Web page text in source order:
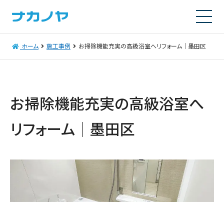
ホーム 施工事例 お掃除機能充実の高級浴室へリフォーム｜墨田区
お掃除機能充実の高級浴室へ
リフォーム｜墨田区